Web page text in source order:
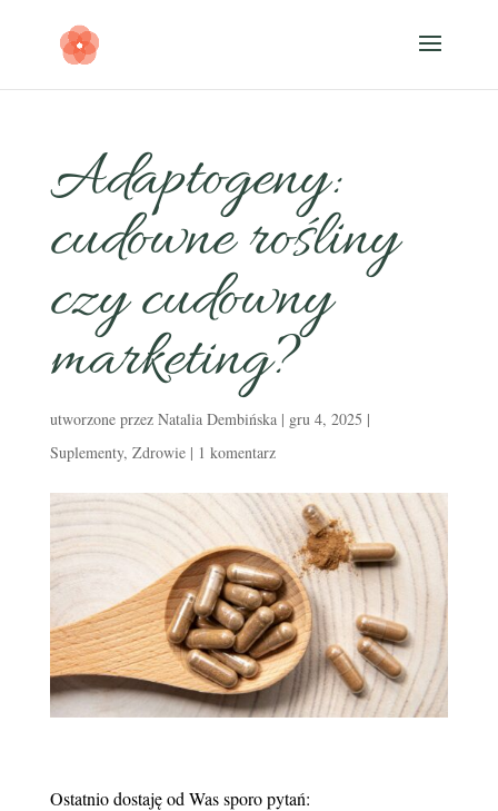
Adaptogeny:
cudowne rośliny
czy cudowny
marketing?
utworzone przez Natalia Dembińska| gru 4, 2025 |
Suplementy, Zdrowie| 1 komentarz
Ostatnio dostaję od Was sporo pytań: